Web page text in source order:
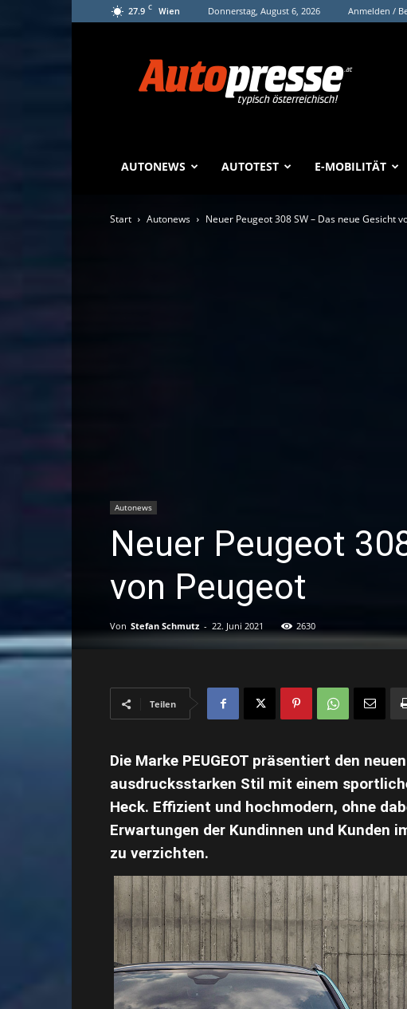
27.9 C Wien Donnerstag, August 6, 2026 Anmelden /
AUTONEWS AUTOTEST E-MOBILITÄT
Start Autonews Neuer Peugeot 308 SW – Das neue Gesicht
Autonews
Neuer Peugeot
von Peugeot
Von Stefan Schmutz - 22. Juni 2021 2630
Teilen
Die Marke PEUGEOT präsentiert den
ausdrucksstarken Stil mit einem
Heck. Effizient und hochmodern, ohne
Erwartungen der Kundinnen und Kunden
zu verzichten.